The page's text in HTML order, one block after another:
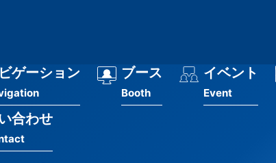
ゲーション ブース
Booth
イベント
Event
合わせ